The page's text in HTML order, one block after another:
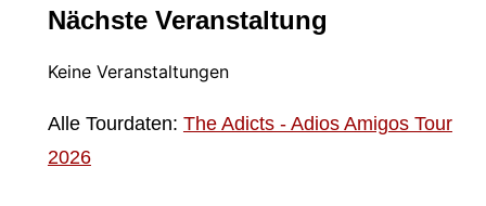
Nächste Veranstaltung
Keine Veranstaltungen
Alle Tourdaten: The Adicts - Adios Amigos Tour
2026